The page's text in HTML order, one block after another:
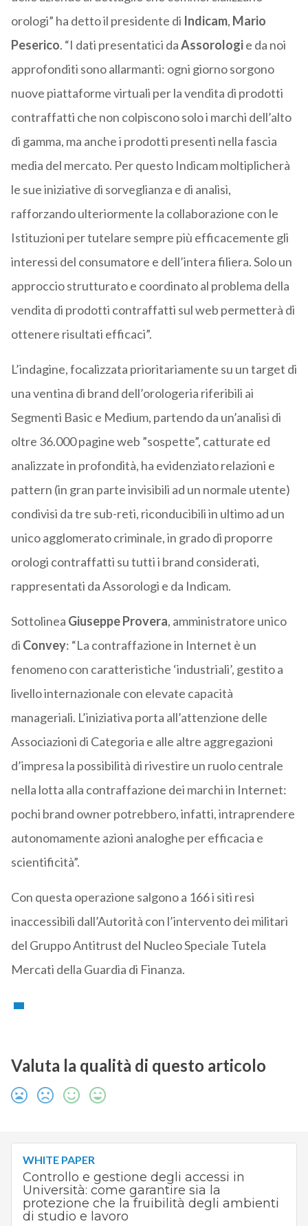
orologi” ha detto il presidente di Indicam, Mario
Peserico. “I dati presentatici daAssorologie da noi
approfonditi sono allarmanti: ogni giorno sorgono
nuove piattaforme virtuali per la vendita di prodotti
contraffatti che non colpiscono solo i marchi dell’alto
di gamma, ma anche i prodotti presenti nella fascia
media del mercato. Per questo Indicam moltiplicherà
le sue iniziative di sorveglianza e di analisi,
rafforzando ulteriormente la collaborazione con le
Istituzioni per tutelare sempre più efficacemente gli
interessi del consumatore e dell’intera filiera. Solo un
approccio strutturato e coordinato al problema della
vendita di prodotti contraffatti sul web permetterà di
ottenere risultati efficaci”.
L’indagine, focalizzata prioritariamente su un target di
una ventina di brand dell’orologeria riferibili ai
Segmenti Basic e Medium, partendo da un’analisi di
oltre 36.000 pagine web ”sospette”, catturate ed
analizzate in profondità, ha evidenziato relazioni e
pattern (in gran parte invisibili ad un normale utente)
condivisi da tre sub-reti, riconducibili in ultimo ad un
unico agglomerato criminale, in grado di proporre
orologi contraffatti su tutti i brand considerati,
rappresentati da Assorologi e da Indicam.
Sottolinea Giuseppe Provera, amministratore unico
di Convey: “La contraffazione in Internet è un
fenomeno con caratteristiche ‘industriali’, gestito a
livello internazionale con elevate capacità
manageriali. L’iniziativa porta all’attenzione delle
Associazioni di Categoria e alle altre aggregazioni
d’impresa la possibilità di rivestire un ruolo centrale
nella lotta alla contraffazione dei marchi in Internet:
pochi brand owner potrebbero, infatti, intraprendere
autonomamente azioni analoghe per efficacia e
scientificità”.
Con questa operazione salgono a 166 i siti resi
inaccessibili dall’Autorità con l’intervento dei militari
del Gruppo Antitrust del Nucleo Speciale Tutela
Mercati della Guardia di Finanza.
Valuta la qualità di questo articolo
WHITE PAPER
Controllo e gestione degli accessi in
Università: come garantire sia la
protezione che la fruibilità degli ambienti
di studio e lavoro